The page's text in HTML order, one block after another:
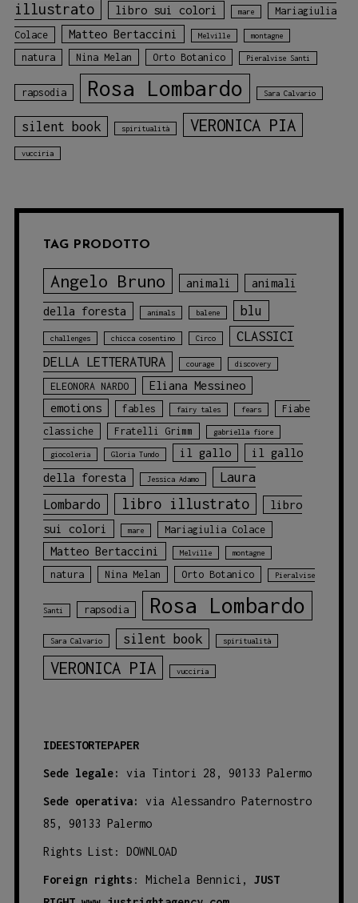
illustrato
libro sui colori mare
Mariagiulia
Colace
Matteo Bertaccini Melville montagne
natura Nina Melan Orto Botanico Pieralvise Santi
rapsodia Rosa Lombardo Sara Calvario
silent book spiritualità VERONICA PIA
vucciria
TAG PRODOTTO
Angelo Bruno animali animali
della foresta animals balene blu
challenges chicca cosentino Circo
CLASSICI
DELLA LETTERATURA
courage discovery
ELEONORA NARDO
Eliana Messineo
emotions
fables fairy tales fears
Fiabe
classiche
Fratelli Grimm gabriella fiore
giocoleria Gloria Tundo il gallo
il gallo
della foresta
Jessica Adamo
Laura
Lombardo
libro illustrato
libro
sui colori
mare Mariagiulia Colace
Matteo Bertaccini Melville montagne
natura Nina Melan Orto Botanico Pieralvise
Santi rapsodia Rosa Lombardo
Sara Calvario silent book spiritualità
VERONICA PIA vucciria
IDEESTORTEPAPER
Sede legale: via Tintori 28, 90133 Palermo
Sede operativa:
via Alessandro Paternostro
85, 90133 Palermo
Rights List: DOWNLOAD
Foreign rights : Michela Bennici, JUST